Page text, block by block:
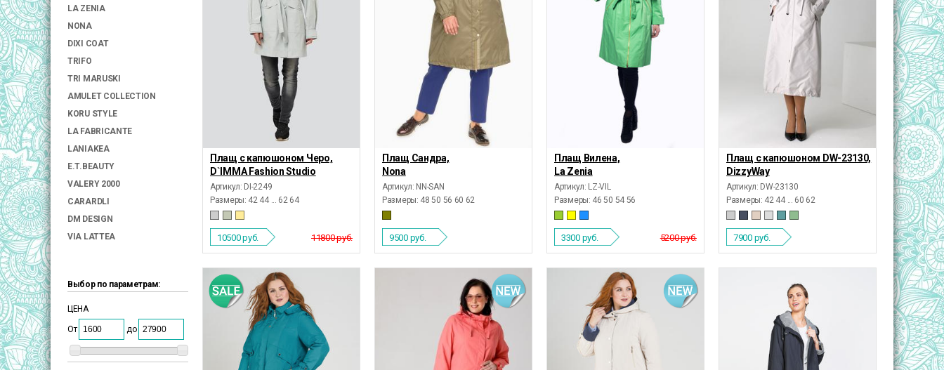
LA ZENIA
NONA
DIXI COAT
TRIFO
TRI MARUSKI
AMULET COLLECTION
KORU STYLE
LA FABRICANTE
LANIAKEA
E.T.BEAUTY
VALERY 2000
CARARDLI
DM DESIGN
VIA LATTEA
Выбор по параметрам:
ЦЕНА
От до
Плащ с капюшоном Черо,
D`IMMA Fashion Studio
Артикул: DI-2249
Размеры: 42 44 ... 62 64
11800 руб.
10500руб.
Плащ Сандра,
Nona
Артикул: NN-SAN
Размеры: 48 50 56 60 62
9500 руб.
Плащ Вилена,
La Zenia
Артикул: LZ-VIL
Размеры: 46 50 54 56
5200 руб.
3300 руб.
Плащ с капюшоном DW-23130,
DizzyWay
Артикул: DW-23130
Размеры: 42 44 ... 60 62
7900 руб.